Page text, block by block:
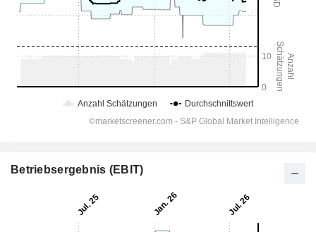
Betriebsergebnis (EBIT)